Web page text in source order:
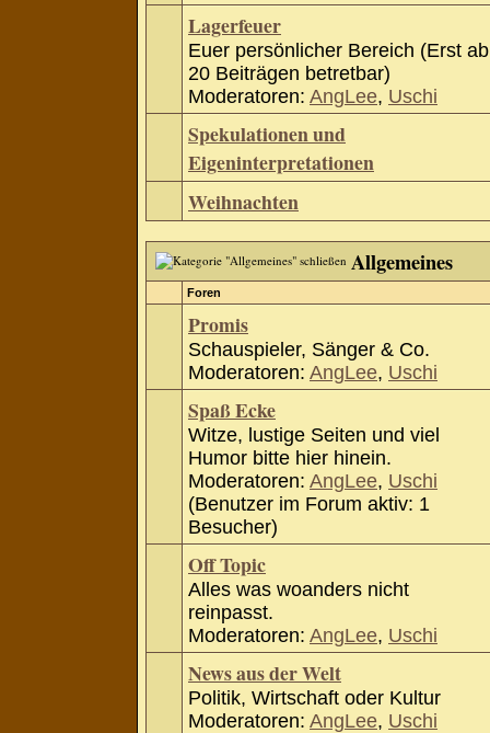
Lagerfeuer
Euer persönlicher Bereich (Erst ab
20 Beiträgen betretbar)
Moderatoren: AngLee, Uschi
Spekulationen und
Eigeninterpretationen
Weihnachten
Allgemeines
Foren
Promis
Schauspieler, Sänger & Co.
Moderatoren: AngLee, Uschi
Spaß Ecke
Witze, lustige Seiten und viel
Humor bitte hier hinein.
Moderatoren: AngLee, Uschi
(Benutzer im Forum aktiv: 1
Besucher)
Off Topic
Alles was woanders nicht
reinpasst.
Moderatoren: AngLee, Uschi
News aus der Welt
Politik, Wirtschaft oder Kultur
Moderatoren: AngLee, Uschi